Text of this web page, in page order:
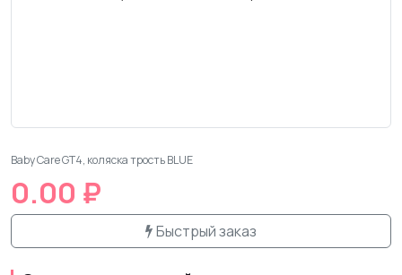
Baby Care GT4, коляска трость BLUE
0.00 ₽
Быстрый заказ